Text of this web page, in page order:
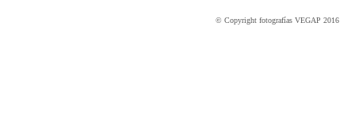
© Copyright fotografías VEGAP 2016